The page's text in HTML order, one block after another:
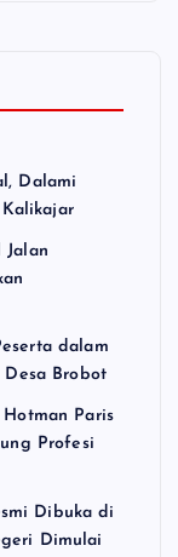
Dalami
Jalan
dalam
Brobot
Paris
Profesi
Dibuka di
Dimulai